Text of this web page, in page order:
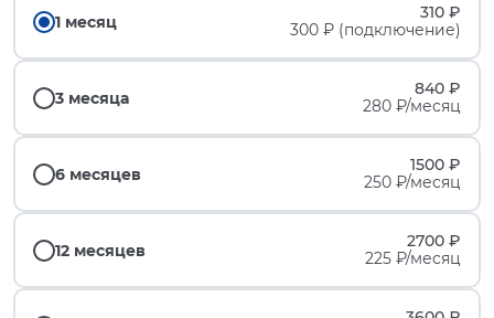
1 месяц
310 ₽
300 ₽ (подключение)
3 месяца
840 ₽
280 ₽/месяц
6 месяцев
1500 ₽
250 ₽/месяц
12 месяцев
2700 ₽
225 ₽/месяц